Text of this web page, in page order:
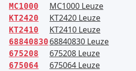
MC1000 MC1000 Leuze
KT2420 KT2420 Leuze
KT2410 KT2410 Leuze
68840830 68840830 Leuze
675208 675208 Leuze
675064 675064 Leuze